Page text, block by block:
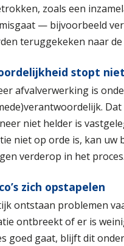
zoals een
— bijvoorbeeld
teruggekeken naar
stopt
afvalverwerking is
niet helder is
niet op orde is, kan
verderop in het proces.
zich opstapelen
ontstaan problemen
ontbreekt of er is
goed gaat, blijft dit